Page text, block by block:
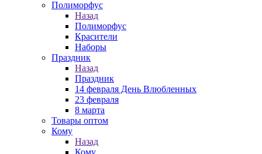
Полиморфус
Назад
Полиморфус
Красители
Наборы
Праздник
Назад
Праздник
14 февраля День Влюбленных
23 февраля
8 марта
Товары оптом
Кому
Назад
Кому